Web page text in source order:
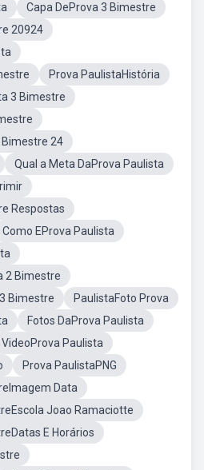
Capa DeProva 3 Bimestre
20924
Prova PaulistaHistória
3 Bimestre
24
Qual a Meta DaProva Paulista
Respostas
Como EProva Paulista
2 Bimestre
Bimestre
PaulistaFoto Prova
Fotos DaProva Paulista
VideoProva Paulista
Prova PaulistaPNG
Data
Joao Ramaciotte
E Horários